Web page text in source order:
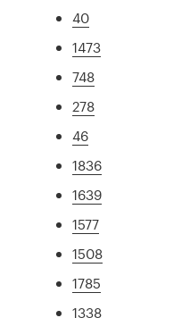
40
1473
748
278
46
1836
1639
1577
1508
1785
1338